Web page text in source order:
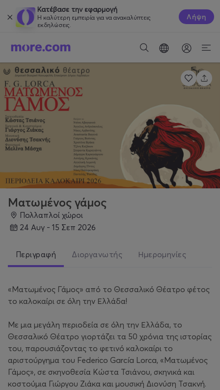
Κατέβασε την εφαρμογή
Η καλύτερη εμπειρία για να ανακαλύπτεις
εκδηλώσεις.
Λήψη
Ματωμένος γάμος
Πολλαπλοί χώροι
24 Αυγ - 15 Σεπ 2026
Περιγραφή Διοργανωτής Ημερομηνίες
«Ματωμένος Γάμος» από το Θεσσαλικό Θέατρο φέτος
το καλοκαίρι σε όλη την Ελλάδα!
Με μια μεγάλη περιοδεία σε όλη την Ελλάδα, το
Θεσσαλικό Θέατρο γιορτάζει τα 50 χρόνια της ιστορίας
του, παρουσιάζοντας το φετινό καλοκαίρι το
αριστούργημα του Federico García Lorca, «Ματωμένος
Γάμος», σε σκηνοθεσία Κώστα Τσιάνου, σκηνικά και
κοστούμια Γιώργου Ζιάκα και μουσική Διονύση Τσακνή.